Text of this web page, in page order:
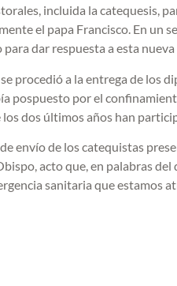
incluida la catequesis,
el papa Francisco. En un
dar respuesta a esta
procedió a la entrega de los
pospuesto por el
dos últimos años han
envío de los catequistas
acto que, en palabras
sanitaria que estamos